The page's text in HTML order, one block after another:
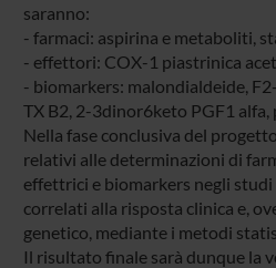
saranno:
- farmaci: aspirina e metaboliti,
- effettori: COX-1 piastrinica
- biomarkers: malondialdeide,
TX B2, 2-3dinor6keto PGF1
Nella fase conclusiva del
relativi alle determinazioni di
effettrici e biomarkers negli studi
correlati alla risposta clinica e,
genetico, mediante i metodi
Il risultato finale sarà dunque la